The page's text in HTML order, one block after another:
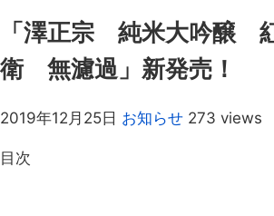
「澤正宗 純米大吟醸
衛 無濾過」新発売！
2019年12月25日 お知らせ 273 views
目次